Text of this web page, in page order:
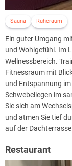
Sauna Ruheraum
Ein guter Umgang
und Wohlgefühl. Im
Wellnessbereich.
Fitnessraum mit
und Entspannung
Schwebeliegen im
Sie sich am
und atmen Sie tief
auf der
Restaurant